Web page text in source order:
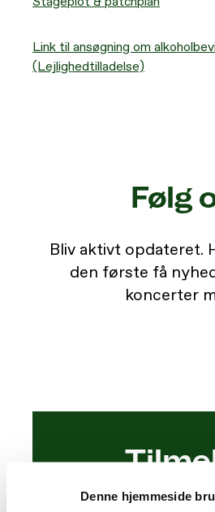
Denne hjemmeside
Link til ansøgning om
(Lejlighedtilladelse)
Følg
Bliv aktivt opdateret.
den første få
koncerter